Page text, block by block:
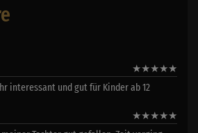
★★★★★
interessant und gut für Kinder ab 12
★★★★★